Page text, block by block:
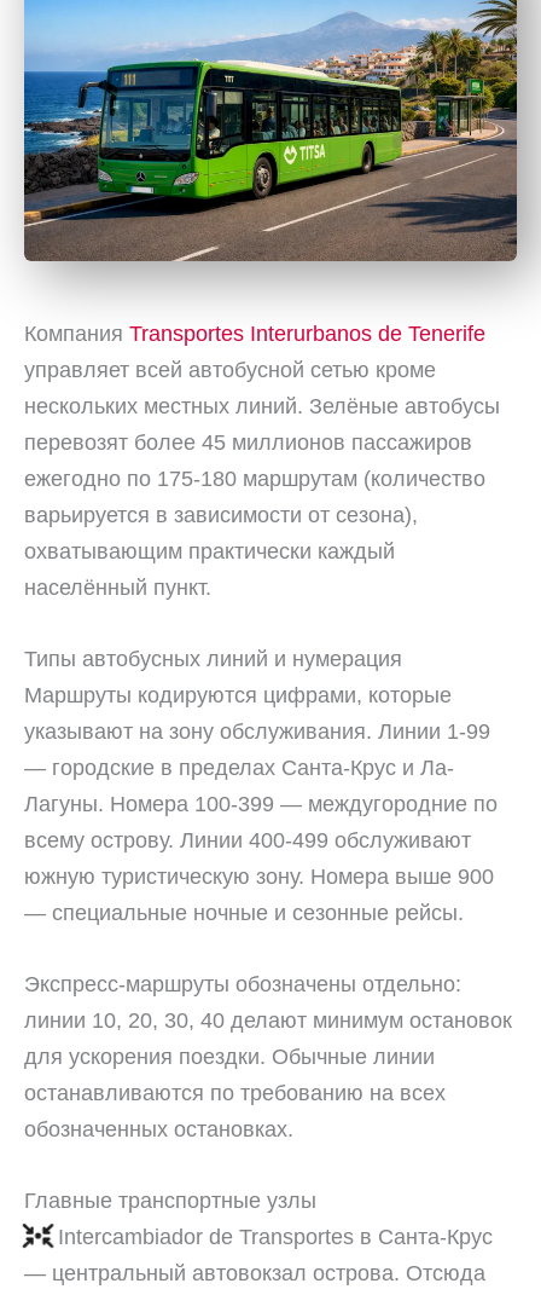
Компания Transportes Interurbanos de Tenerife
управляет всей автобусной сетью кроме
нескольких местных линий. Зелёные автобусы
перевозят более 45 миллионов пассажиров
ежегодно по 175-180 маршрутам (количество
варьируется в зависимости от сезона),
охватывающим практически каждый
населённый пункт.
Типы автобусных линий и нумерация
Маршруты кодируются цифрами, которые
указывают на зону обслуживания. Линии 1-99
— городские в пределах Санта-Крус и Ла-
Лагуны. Номера 100-399 — междугородние по
всему острову. Линии 400-499 обслуживают
южную туристическую зону. Номера выше 900
— специальные ночные и сезонные рейсы.
Экспресс-маршруты обозначены отдельно:
линии 10, 20, 30, 40 делают минимум остановок
для ускорения поездки. Обычные линии
останавливаются по требованию на всех
обозначенных остановках.
Главные транспортные узлы
Intercambiador de Transportes в Санта-Крус
— центральный автовокзал острова. Отсюда